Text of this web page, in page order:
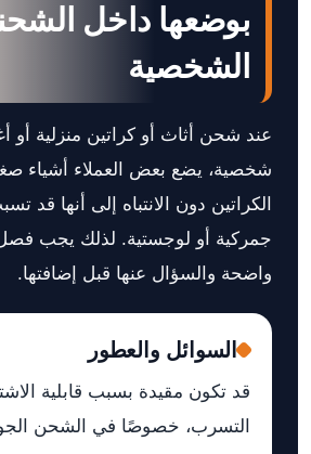
بوضعها داخل
الشخصية
عند شحن أثاث أو كراتين منزلية أو
شخصية، يضع بعض العملاء أشياء
الكراتين دون الانتباه إلى أنها قد
جمركية أو لوجستية. لذلك يجب
واضحة والسؤال عنها قبل إضافتها.
السوائل والعطور
قد تكون مقيدة بسبب قابلية
التسرب، خصوصًا في الشحن